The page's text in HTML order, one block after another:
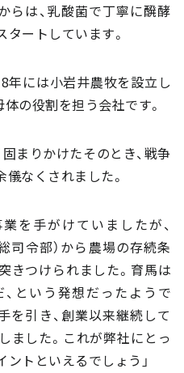
らは、乳酸菌で丁寧に醗酵
ートしています。
年には小岩井農牧を設立し
の役割を担う会社です。
まりかけたそのとき、戦争
なくされました。
を手がけていましたが、
司令部）から農場の存続条
きつけられました。育馬は
という発想だったようで
を引き、創業以来継続して
ました。これが弊社にとっ
トといえるでしょう」